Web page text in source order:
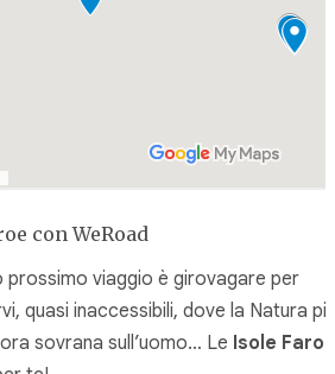
con WeRoad
prossimo viaggio è girovagare per
quasi inaccessibili, dove la Natura più
sovrana sull’uomo… Le Isole Faroe